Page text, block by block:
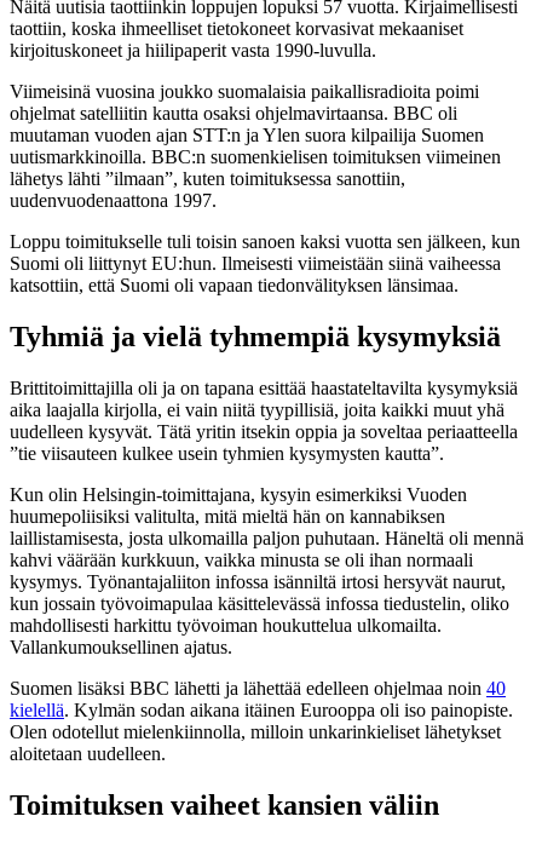
Näitä uutisia taottiinkin loppujen lopuksi 57 vuotta. Kirjaimellisesti
taottiin, koska ihmeelliset tietokoneet korvasivat mekaaniset
kirjoituskoneet ja hiilipaperit vasta 1990-luvulla.
Viimeisinä vuosina joukko suomalaisia paikallisradioita poimi
ohjelmat satelliitin kautta osaksi ohjelmavirtaansa. BBC oli
muutaman vuoden ajan STT:n ja Ylen suora kilpailija Suomen
uutismarkkinoilla. BBC:n suomenkielisen toimituksen viimeinen
lähetys lähti ”ilmaan”, kuten toimituksessa sanottiin,
uudenvuodenaattona 1997.
Loppu toimitukselle tuli toisin sanoen kaksi vuotta sen jälkeen, kun
Suomi oli liittynyt EU:hun. Ilmeisesti viimeistään siinä vaiheessa
katsottiin, että Suomi oli vapaan tiedonvälityksen länsimaa.
Tyhmiä ja vielä tyhmempiä kysymyksiä
Brittitoimittajilla oli ja on tapana esittää haastateltavilta kysymyksiä
aika laajalla kirjolla, ei vain niitä tyypillisiä, joita kaikki muut yhä
uudelleen kysyvät. Tätä yritin itsekin oppia ja soveltaa periaatteella
”tie viisauteen kulkee usein tyhmien kysymysten kautta”.
Kun olin Helsingin-toimittajana, kysyin esimerkiksi Vuoden
huumepoliisiksi valitulta, mitä mieltä hän on kannabiksen
laillistamisesta, josta ulkomailla paljon puhutaan. Häneltä oli mennä
kahvi väärään kurkkuun, vaikka minusta se oli ihan normaali
kysymys. Työnantajaliiton infossa isänniltä irtosi hersyvät naurut,
kun jossain työvoimapulaa käsittelevässä infossa tiedustelin, oliko
mahdollisesti harkittu työvoiman houkuttelua ulkomailta.
Vallankumouksellinen ajatus.
Suomen lisäksi BBC lähetti ja lähettää edelleen ohjelmaa noin 40
kielellä. Kylmän sodan aikana itäinen Eurooppa oli iso painopiste.
Olen odotellut mielenkiinnolla, milloin unkarinkieliset lähetykset
aloitetaan uudelleen.
Toimituksen vaiheet kansien väliin